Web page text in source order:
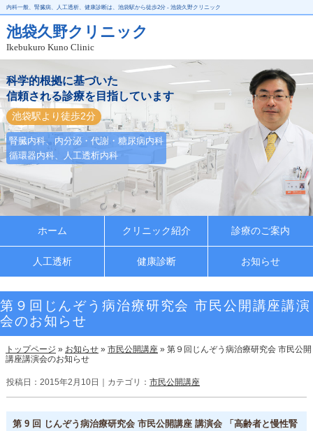
内科一般、腎臓病、人工透析、健康診断は、池袋駅から徒歩2分 - 池袋久野クリニック
池袋久野クリニック
Ikebukuro Kuno Clinic
科学的根拠に基づいた
信頼される診療を目指しています
池袋駅より徒歩2分
腎臓内科、内分泌・代謝・糖尿病内科
循環器内科、人工透析内科
ホーム クリニック紹介 診療のご案内
人工透析 健康診断 お知らせ
第９回じんぞう病治療研究会 市民公開講座講演
会のお知らせ
トップページ » お知らせ » 市民公開講座 » 第９回じんぞう病治療研究会 市民公開
講座講演会のお知らせ
投稿日：2015年2月10日｜カテゴリ： 市民公開講座
第 9 回 じんぞう病治療研究会 市民公開講座 講演会 「高齢者と慢性腎